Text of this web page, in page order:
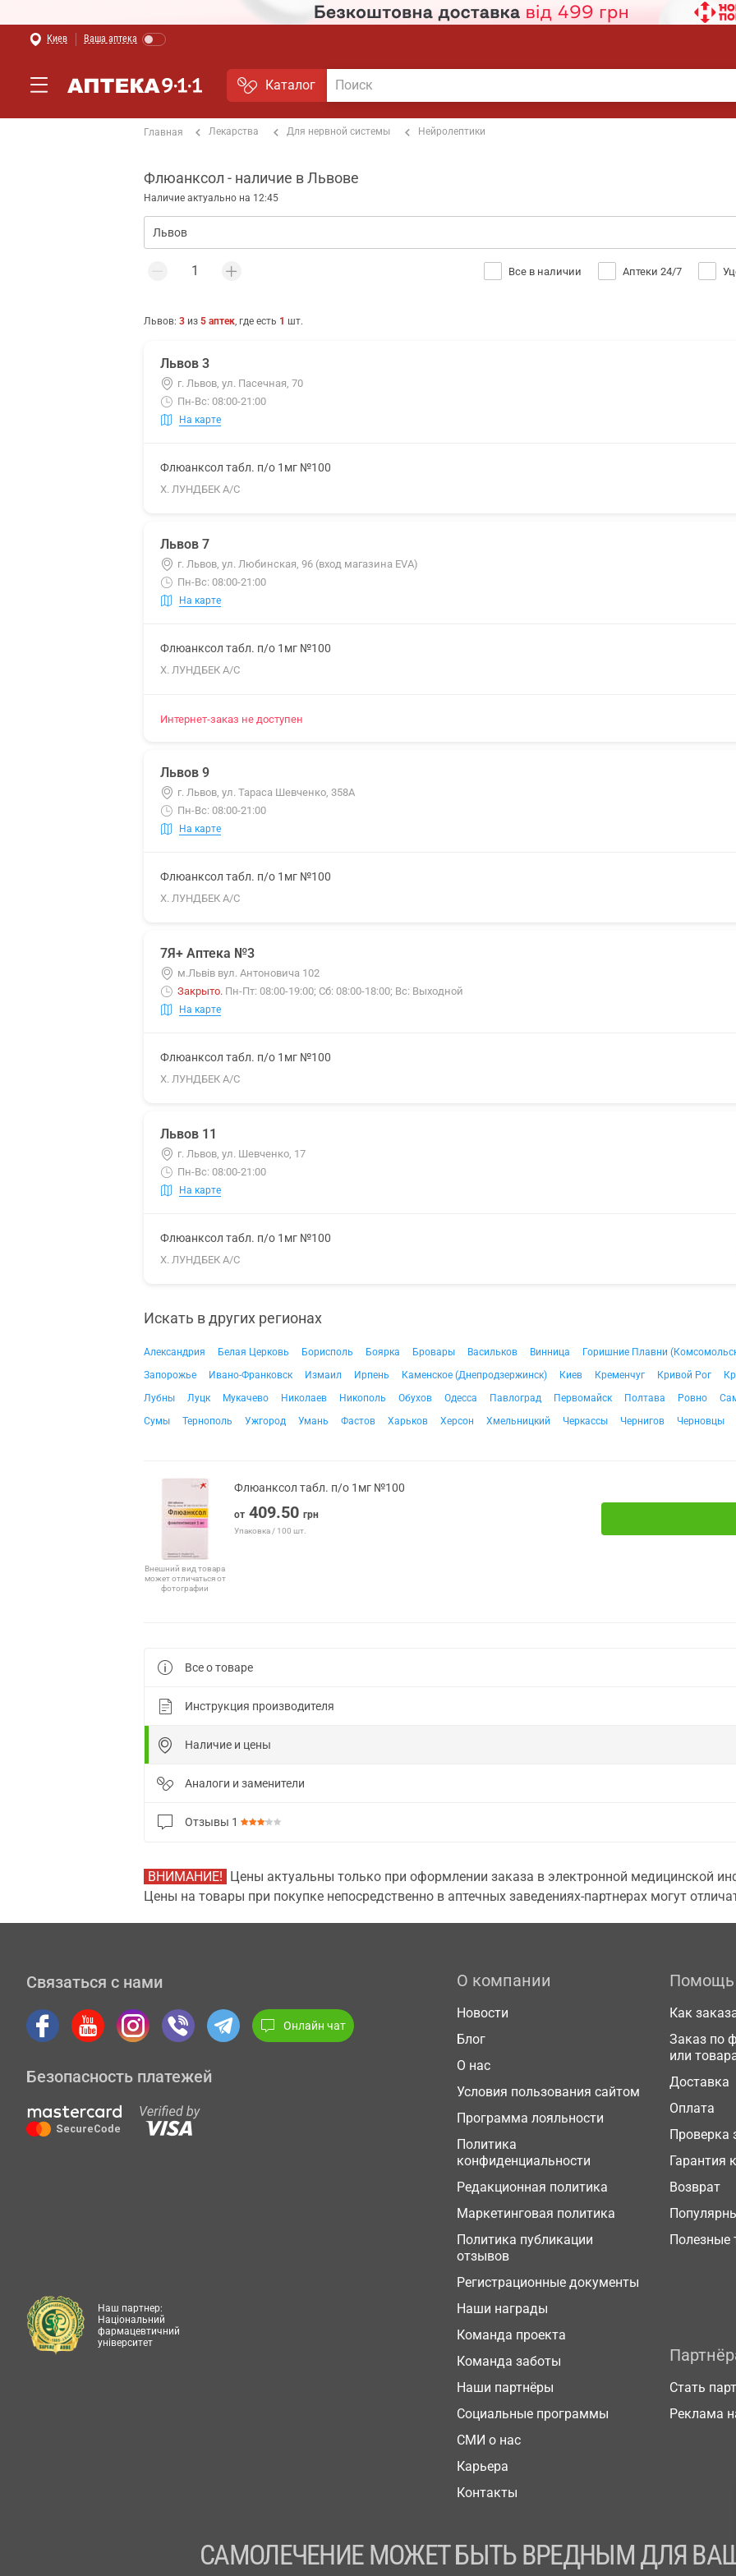
Киев Ваша аптека
Каталог
Главная Лекарства Для нервной системы Нейролептики
Флюанксол - наличие в Львове
Наличие актуально на 12:45
Все в наличии Аптеки 24/7
Львов: 3 из 5 аптек, где есть 1 шт.
Львов 3
г. Львов, ул. Пасечная, 70
Пн-Вс: 08:00-21:00
На карте
Флюанксол табл. п/о 1мг №100
Х. ЛУНДБЕК А/С
Львов 7
г. Львов, ул. Любинская, 96 (вход магазина EVA)
Пн-Вс: 08:00-21:00
На карте
Флюанксол табл. п/о 1мг №100
Х. ЛУНДБЕК А/С
Интернет-заказ не доступен
Львов 9
г. Львов, ул. Тараса Шевченко, 358А
Пн-Вс: 08:00-21:00
На карте
Флюанксол табл. п/о 1мг №100
Х. ЛУНДБЕК А/С
7Я+ Аптека №3
м.Львів вул. Антоновича 102
Закрыто. Пн-Пт: 08:00-19:00; Сб: 08:00-18:00; Вс: Выходной
На карте
Флюанксол табл. п/о 1мг №100
Х. ЛУНДБЕК А/С
Львов 11
г. Львов, ул. Шевченко, 17
Пн-Вс: 08:00-21:00
На карте
Флюанксол табл. п/о 1мг №100
Х. ЛУНДБЕК А/С
Искать в других регионах
Александрия Белая Церковь Борисполь Боярка Бровары Васильков Винница Горишние Плавни
Запорожье
Ивано-Франковск Измаил Ирпень Каменское (Днепродзержинск) Киев Кременчуг Кривой Рог
Лубны
Луцк Мукачево Николаев Никополь Обухов Одесса Павлоград Первомайск Полтава Ровно
Сумы
Тернополь Ужгород Умань Фастов Харьков Херсон Хмельницкий Черкассы Чернигов Черновцы
Внешний вид товара
может отличаться от
фотографии
Флюанксол табл. п/о 1мг №100
от 409.50 грн
Упаковка / 100 шт.
Все о товаре
Инструкция производителя
Наличие и цены
Аналоги и заменители
Отзывы 1
ВНИМАНИЕ! Цены актуальны только при оформлении заказа в электронной медицинской
Цены на товары при покупке непосредственно в аптечных заведениях-партнерах могут
Связаться с нами
Онлайн чат
Безопасность платежей
О компании
Новости
Блог
О нас
Условия пользования сайтом
Программа лояльности
Политика
конфиденциальности
Редакционная политика
Маркетинговая политика
Политика публикации
отзывов
Регистрационные документы
Наши награды
Команда проекта
Команда заботы
Наши партнёры
Социальные программы
СМИ о нас
Карьера
Контакты
Помощь
Как
Заказ по
или
Доставка
Оплата
Проверка
Гарантия
Возврат
Полезные
Стать
Реклама
Наш партнер:
Національний
фармацевтичний
університет
САМОЛЕЧЕНИЕ МОЖЕТ БЫТЬ ВРЕДНЫМ ДЛЯ